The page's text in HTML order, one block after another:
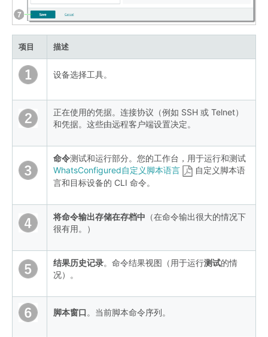
项目 描述
设备选择工具。
正在使用的凭据。连接协议（例如 SSH 或 Telnet）
和凭据。这些由远程客户端设置决定。
命令测试和运行部分。您的工作台，用于运行和测试
WhatsConfigured自定义脚本语言
自定义脚本语
言和目标设备的 CLI 命令。
将命令输出存储在存档中 （在命令输出很大的情况下
很有用。）
结果历史记录。命令结果视图（用于运行测试的情
况）。
脚本窗口 。当前脚本命令序列。